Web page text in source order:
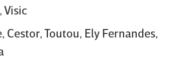
Visic
Cestor, Toutou, Ely Fernandes,